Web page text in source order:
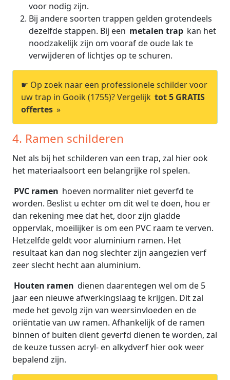
voor nodig zijn.
Bij andere soorten trappen gelden grotendeels
dezelfde stappen. Bij een metalen trap kan het
noodzakelijk zijn om vooraf de oude lak te
verwijderen of lichtjes op te schuren.
☛ Op zoek naar een professionele schilder voor
uw trap in Gooik (1755)? Vergelijk tot 5 GRATIS
offertes »
4. Ramen schilderen
Net als bij het schilderen van een trap, zal hier ook
het materiaalsoort een belangrijke rol spelen.
PVC ramen hoeven normaliter niet geverfd te
worden. Beslist u echter om dit wel te doen, hou er
dan rekening mee dat het, door zijn gladde
oppervlak, moeilijker is om een PVC raam te verven.
Hetzelfde geldt voor aluminium ramen. Het
resultaat kan dan nog slechter zijn aangezien verf
zeer slecht hecht aan aluminium.
Houten ramen dienen daarentegen wel om de 5
jaar een nieuwe afwerkingslaag te krijgen. Dit zal
mede het gevolg zijn van weersinvloeden en de
oriëntatie van uw ramen. Afhankelijk of de ramen
binnen of buiten dient geverfd dienen te worden, zal
de keuze tussen acryl- en alkydverf hier ook weer
bepalend zijn.